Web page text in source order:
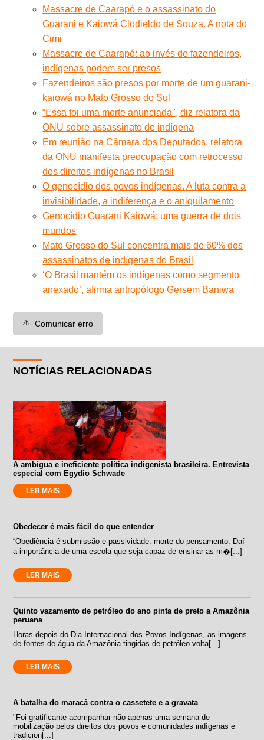
Massacre de Caarapó e o assassinato do
Guarani e Kaiowá Clodieldo de Souza. A nota do
Cimi
Massacre de Caarapó: ao invés de fazendeiros,
indígenas podem ser presos
Fazendeiros são presos por morte de um guarani-
kaiowá no Mato Grosso do Sul
“Essa foi uma morte anunciada", diz relatora da
ONU sobre assassinato de indígena
Em reunião na Câmara dos Deputados, relatora
da ONU manifesta preocupação com retrocesso
dos direitos indígenas no Brasil
O genocídio dos povos indígenas. A luta contra a
invisibilidade, a indiferença e o aniquilamento
Genocídio Guarani Kaiowá: uma guerra de dois
mundos
Mato Grosso do Sul concentra mais de 60% dos
assassinatos de indígenas do Brasil
‘O Brasil mantém os indígenas como segmento
anexado’, afirma antropólogo Gersem Baniwa
⚠️ Comunicar erro
NOTÍCIAS RELACIONADAS
A ambígua e ineficiente política indigenista brasileira. Entrevista
especial com Egydio Schwade
LER MAIS
Obedecer é mais fácil do que entender
“Obediência é submissão e passividade: morte do pensamento. Daí
a importância de uma escola que seja capaz de ensinar as m�[...]
LER MAIS
Quinto vazamento de petróleo do ano pinta de preto a Amazônia
peruana
Horas depois do Dia Internacional dos Povos Indígenas, as imagens
de fontes de água da Amazônia tingidas de petróleo volta[...]
LER MAIS
A batalha do maracá contra o cassetete e a gravata
"Foi gratificante acompanhar não apenas uma semana de
mobilização pelos direitos dos povos e comunidades indígenas e
tradicion[...]